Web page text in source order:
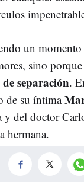
un
sino
de separación.
de su íntima
y del doctor
hermana.
muy